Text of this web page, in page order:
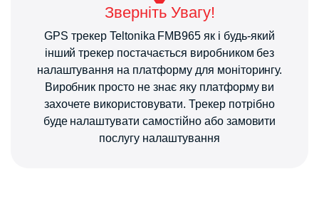
Зверніть Увагу!
GPS трекер Teltonika FMB965 як і будь-який
інший трекер постачається виробником без
налаштування на платформу для моніторингу.
Виробник просто не знає яку платформу ви
захочете використовувати. Трекер потрібно
буде налаштувати самостійно або замовити
послугу налаштування